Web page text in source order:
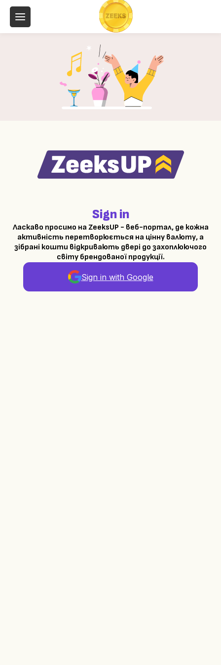
Sign in
Ласкаво просимо на ZeeksUP - веб-портал, де кожна
активність перетворюється на цінну валюту, а
зібрані кошти відкривають двері до захоплюючого
світу брендованої продукції.
Sign in with Google